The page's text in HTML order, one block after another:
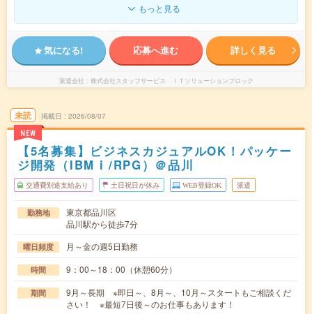
もっと見る
気になる! 応募へ進む 詳しく見る
派遣会社 株式会社スタッフサービス ＩＴソリューションブロック
未読
NEW
掲載日 2026/08/07
【5名募集】ビジネスカジュアルOK！パッケー
ジ開発（IBM i /RPG）＠品川
交通費別途支給あり 土日祝日が休み WEB登録OK 派遣
勤務地
東京都品川区
品川駅から徒歩7分
曜日頻度 月～金の週5日勤務
時間 9：00～18：00（休憩60分）
期間
9月～長期 ※即日～、8月～、10月～スタートもご相談くだ
さい！ ※最短7日後～のお仕事もあります！